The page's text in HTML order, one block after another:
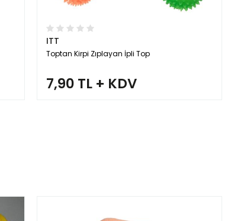
ITT
Toptan Kirpi Zıplayan İpli Top
7,90 TL + KDV